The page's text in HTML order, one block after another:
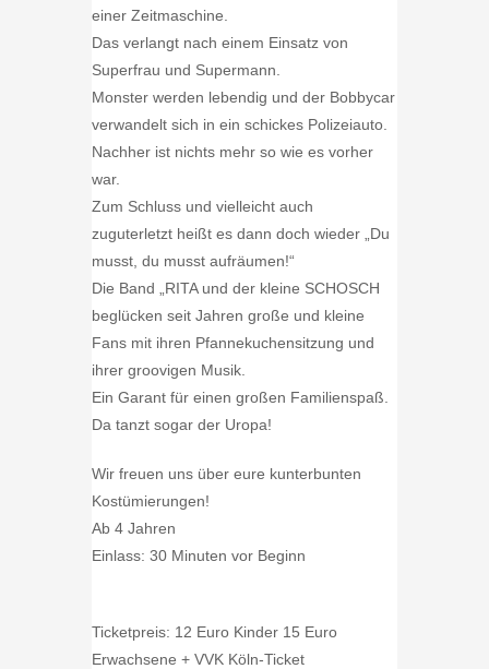
einer Zeitmaschine.
Das verlangt nach einem Einsatz von
Superfrau und Supermann.
Monster werden lebendig und der Bobbycar
verwandelt sich in ein schickes Polizeiauto.
Nachher ist nichts mehr so wie es vorher
war.
Zum Schluss und vielleicht auch
zuguterletzt heißt es dann doch wieder „Du
musst, du musst aufräumen!“
Die Band „RITA und der kleine SCHOSCH
beglücken seit Jahren große und kleine
Fans mit ihren Pfannekuchensitzung und
ihrer groovigen Musik.
Ein Garant für einen großen Familienspaß.
Da tanzt sogar der Uropa!
Wir freuen uns über eure kunterbunten
Kostümierungen!
Ab 4 Jahren
Einlass: 30 Minuten vor Beginn
Ticketpreis: 12 Euro Kinder 15 Euro
Erwachsene + VVK Köln-Ticket